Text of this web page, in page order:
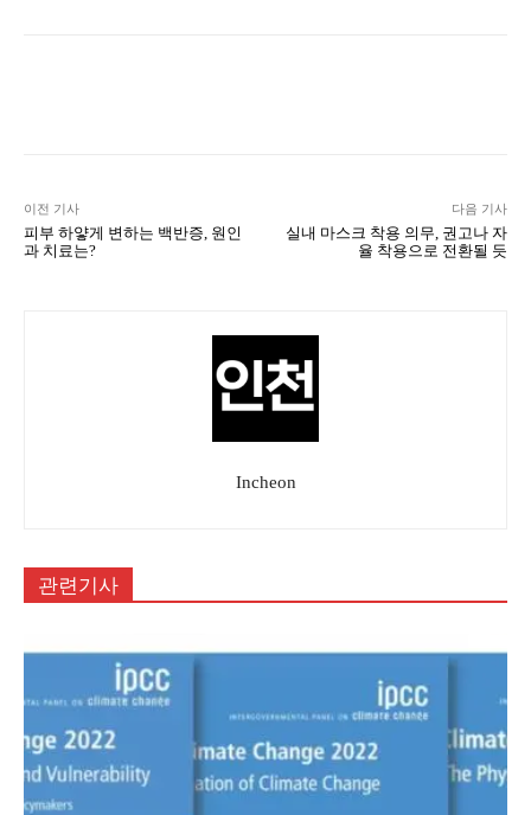
이전 기사
피부 하얗게 변하는 백반증, 원인
과 치료는?
다음 기사
실내 마스크 착용 의무, 권고나 자
율 착용으로 전환될 듯
Incheon
관련기사